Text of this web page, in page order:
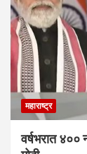
महाराष्ट्र
वर्षभरात